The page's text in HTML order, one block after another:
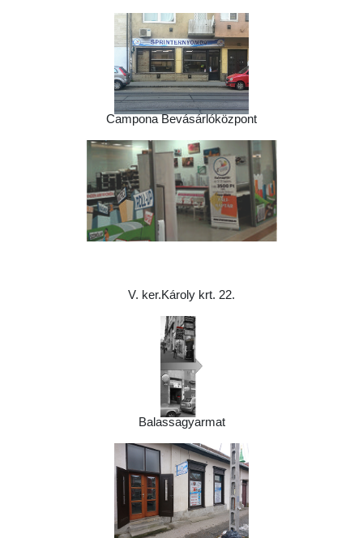
Campona Bevásárlóközpont
V. ker.Károly krt. 22.
Balassagyarmat